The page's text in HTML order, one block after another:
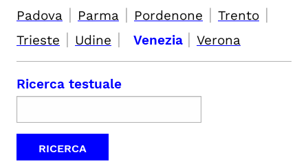
Padova | Parma | Pordenone | Trento |
Trieste | Udine | Venezia | Verona
Ricerca testuale